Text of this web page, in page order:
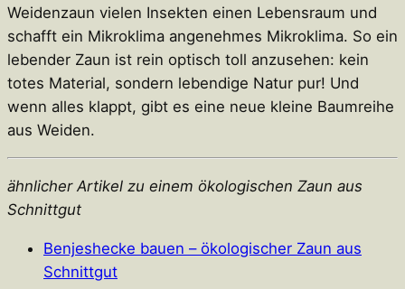
Weidenzaun vielen Insekten einen Lebensraum und
schafft ein Mikroklima angenehmes Mikroklima. So ein
lebender Zaun ist rein optisch toll anzusehen: kein
totes Material, sondern lebendige Natur pur! Und
wenn alles klappt, gibt es eine neue kleine Baumreihe
aus Weiden.
ähnlicher Artikel zu einem ökologischen Zaun aus
Schnittgut
Benjeshecke bauen – ökologischer Zaun aus
Schnittgut